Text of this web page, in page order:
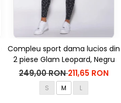
Compleu sport dama lucios din
2 piese Glam Leopard, Negru
249,00 RON211,65 RON
S M L